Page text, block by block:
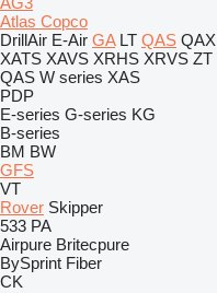
Atlas Copco
DrillAir E-Air GA LT QAS QAX
XATS XAVS XRHS XRVS ZT
QAS W series XAS
PDP
E-series G-series KG
B-series
BM BW
GFS
VT
Rover Skipper
533 PA
Airpure Britecpure
BySprint Fiber
CK